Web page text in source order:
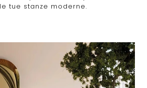
tue stanze moderne.